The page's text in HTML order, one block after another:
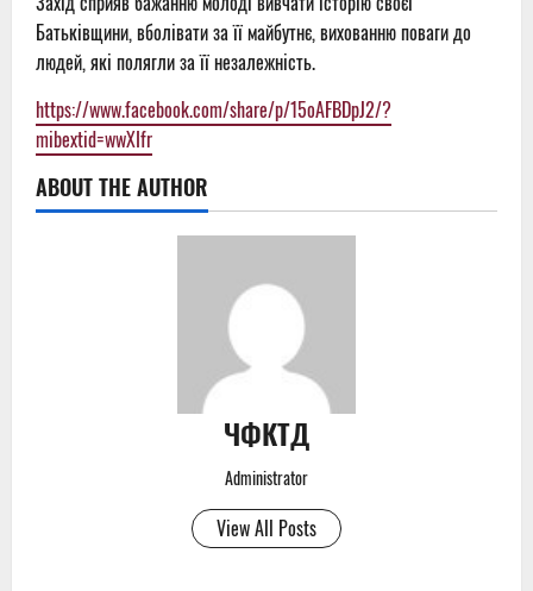
Батьківщини, вболівати за її майбутнє, вихованню поваги до
людей, які полягли за її незалежність.
https://www.facebook.com/share/p/15oAFBDpJ2/?
mibextid=wwXIfr
ABOUT THE AUTHOR
ЧФКТД
Administrator
View All Posts